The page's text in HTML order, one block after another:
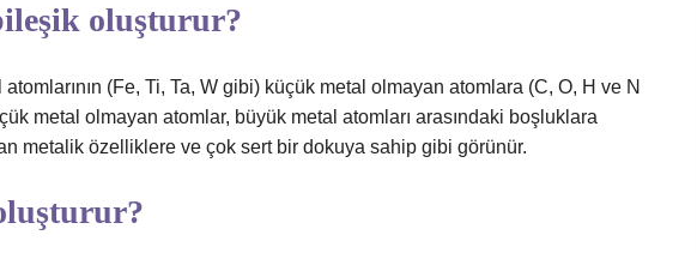
oluşturur?
(Fe, Ti, Ta, W gibi) küçük metal olmayan atomlara (C, O, H ve N
metal olmayan atomlar, büyük metal atomları arasındaki boşluklara
metalik özelliklere ve çok sert bir dokuya sahip gibi görünür.